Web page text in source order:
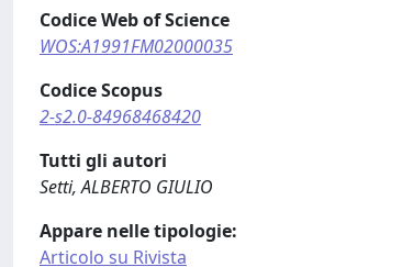
Codice Web of Science
WOS:A1991FM02000035
Codice Scopus
2-s2.0-84968468420
Tutti gli autori
Setti, ALBERTO GIULIO
Appare nelle tipologie:
Articolo su Rivista